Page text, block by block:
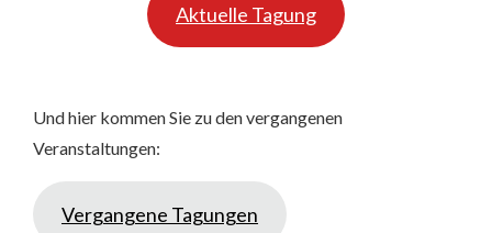
Aktuelle Tagung
Und hier kommen Sie zu den vergangenen
Veranstaltungen:
Vergangene Tagungen